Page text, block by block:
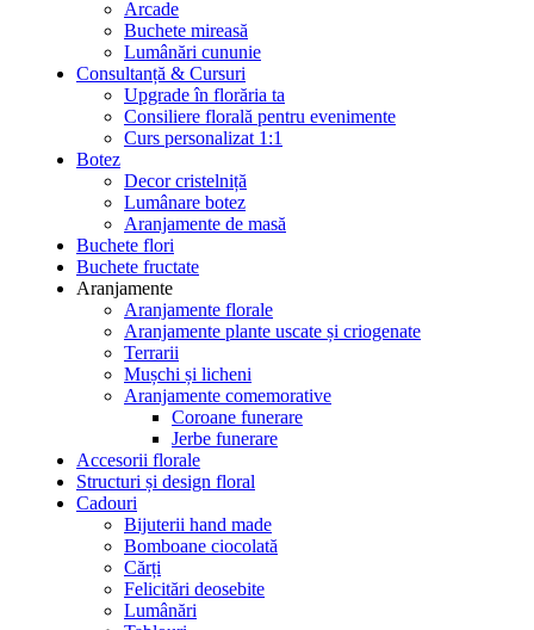
Arcade
Buchete mireasă
Lumânări cununie
Consultanță & Cursuri
Upgrade în florăria ta
Consiliere florală pentru evenimente
Curs personalizat 1:1
Botez
Decor cristelniță
Lumânare botez
Aranjamente de masă
Buchete flori
Buchete fructate
Aranjamente
Aranjamente florale
Aranjamente plante uscate și criogenate
Terrarii
Mușchi și licheni
Aranjamente comemorative
Coroane funerare
Jerbe funerare
Accesorii florale
Structuri și design floral
Cadouri
Bijuterii hand made
Bomboane ciocolată
Cărți
Felicitări deosebite
Lumânări